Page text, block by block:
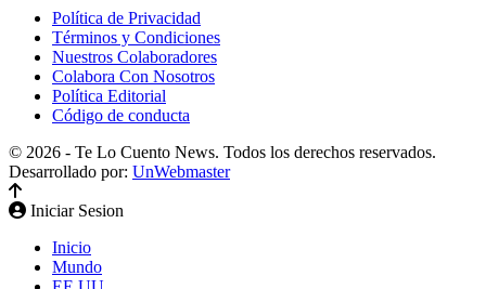
Política de Privacidad
Términos y Condiciones
Nuestros Colaboradores
Colabora Con Nosotros
Política Editorial
Código de conducta
© 2026 - Te Lo Cuento News. Todos los derechos reservados.
Desarrollado por: UnWebmaster
Iniciar Sesion
Inicio
Mundo